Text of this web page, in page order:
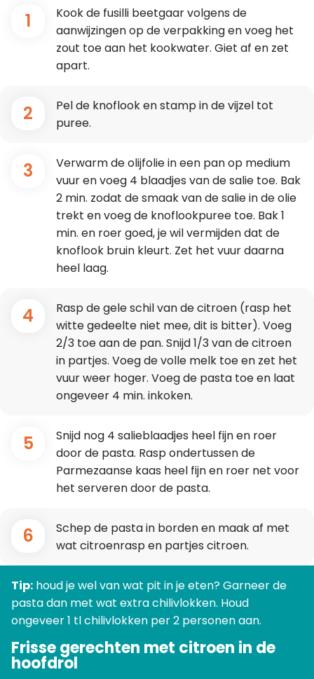
1
Kook de fusilli beetgaar volgens de
aanwijzingen op de verpakking en voeg het
zout toe aan het kookwater. Giet af en zet
apart.
2
Pel de knoflook en stamp in de vijzel tot
puree.
3
Verwarm de olijfolie in een pan op medium
vuur en voeg 4 blaadjes van de salie toe. Bak
2 min. zodat de smaak van de salie in de olie
trekt en voeg de knoflookpuree toe. Bak 1
min. en roer goed, je wil vermijden dat de
knoflook bruin kleurt. Zet het vuur daarna
heel laag.
4
Rasp de gele schil van de citroen (rasp het
witte gedeelte niet mee, dit is bitter). Voeg
2/3 toe aan de pan. Snijd 1/3 van de citroen
in partjes. Voeg de volle melk toe en zet het
vuur weer hoger. Voeg de pasta toe en laat
ongeveer 4 min. inkoken.
5
Snijd nog 4 salieblaadjes heel fijn en roer
door de pasta. Rasp ondertussen de
Parmezaanse kaas heel fijn en roer net voor
het serveren door de pasta.
6
Schep de pasta in borden en maak af met
wat citroenrasp en partjes citroen.
Tip: houd je wel van wat pit in je eten? Garneer de
pasta dan met wat extra chilivlokken. Houd
ongeveer 1 tl chilivlokken per 2 personen aan.
Frisse gerechten met citroen in de
hoofdrol